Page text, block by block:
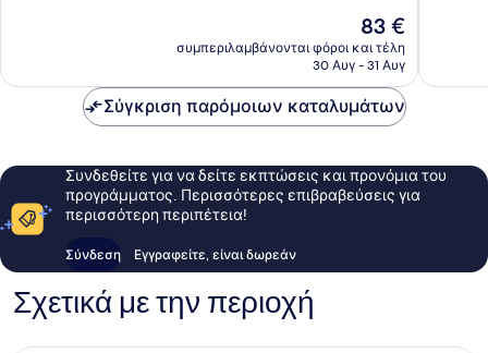
Η
τιμή
είναι
83 €
συμπεριλαμβάνονται φόροι και τέλη
30 Αυγ - 31 Αυγ
Σύγκριση παρόμοιων καταλυμάτων
Συνδεθείτε για να δείτε εκπτώσεις και προνόμια του
προγράμματος. Περισσότερες επιβραβεύσεις για
περισσότερη περιπέτεια!
Σύνδεση Εγγραφείτε, είναι δωρεάν
Σχετικά με την περιοχή